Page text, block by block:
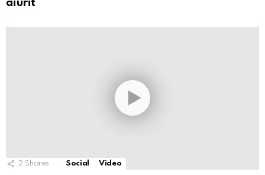
aiurit
2 Shares Social Video